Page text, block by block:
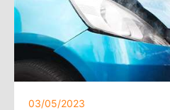
03/05/2023